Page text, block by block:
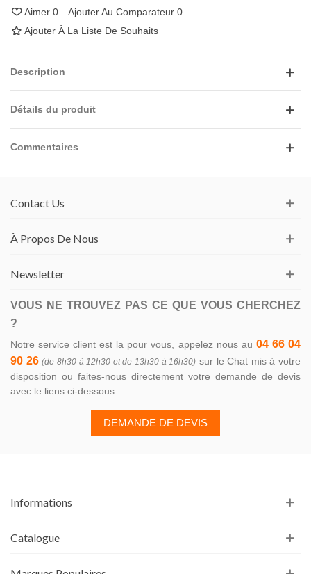
Aimer 0 Ajouter Au Comparateur 0
Ajouter À La Liste De Souhaits
Description
Détails du produit
Commentaires
Contact Us
À Propos De Nous
Newsletter
VOUS NE TROUVEZ PAS CE QUE VOUS CHERCHEZ
?
Notre service client est la pour vous, appelez nous au 04 66 04
90 26 (de 8h30 à 12h30 et de 13h30 à 16h30) sur le Chat mis à votre
disposition ou faites-nous directement votre demande de devis
avec le liens ci-dessous
DEMANDE DE DEVIS
Informations
Catalogue